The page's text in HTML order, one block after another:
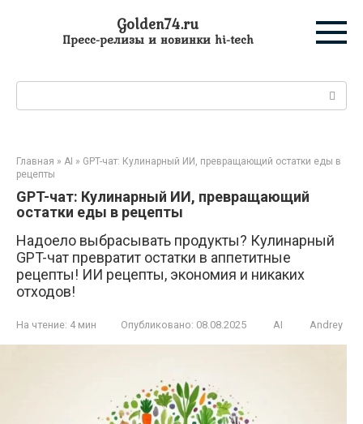
Golden74.ru
Пресс-релизы и новинки hi-tech
Главная » AI » GPT-чат: Кулинарный ИИ, превращающий остатки еды в
рецепты
GPT-чат: Кулинарный ИИ, превращающий
остатки еды в рецепты
Надоело выбрасывать продукты? Кулинарный
GPT-чат превратит остатки в аппетитные
рецепты! ИИ рецепты, экономия и никаких
отходов!
На чтение: 4 мин Опубликовано: 08.08.2025 AI Andrey